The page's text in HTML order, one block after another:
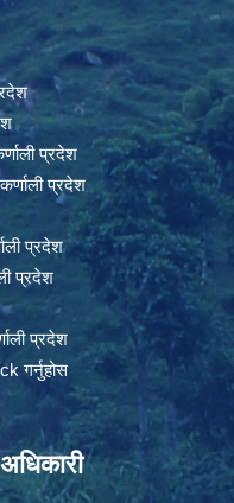
प्रदेश
प्रदेश
प्रदेश
प्रदेश
प्रदेश
गर्नुहोस